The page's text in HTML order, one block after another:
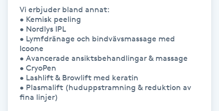
Ortopedi
Osteopati
Paraffinbehandling
Vi erbjuder bland annat:
• Kemisk peeling
• Nordlys IPL
• Lymfdränage och bindvävsmassage med
Icoone
• Avancerade ansiktsbehandlingar & massage
• CryoPen
• Lashlift & Browlift med keratin
• Plasmalift (huduppstramning & reduktion av
fina linjer)